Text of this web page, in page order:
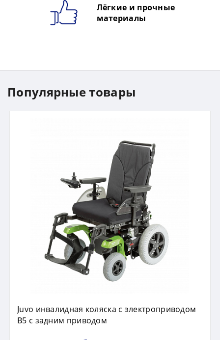
Лёгкие и прочные
материалы
Популярные товары
Juvo инвалидная коляска с электроприводом
B5 с задним приводом